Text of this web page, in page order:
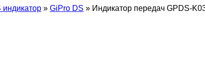
индикатор » GiPro DS » Индикатор передач GPDS-